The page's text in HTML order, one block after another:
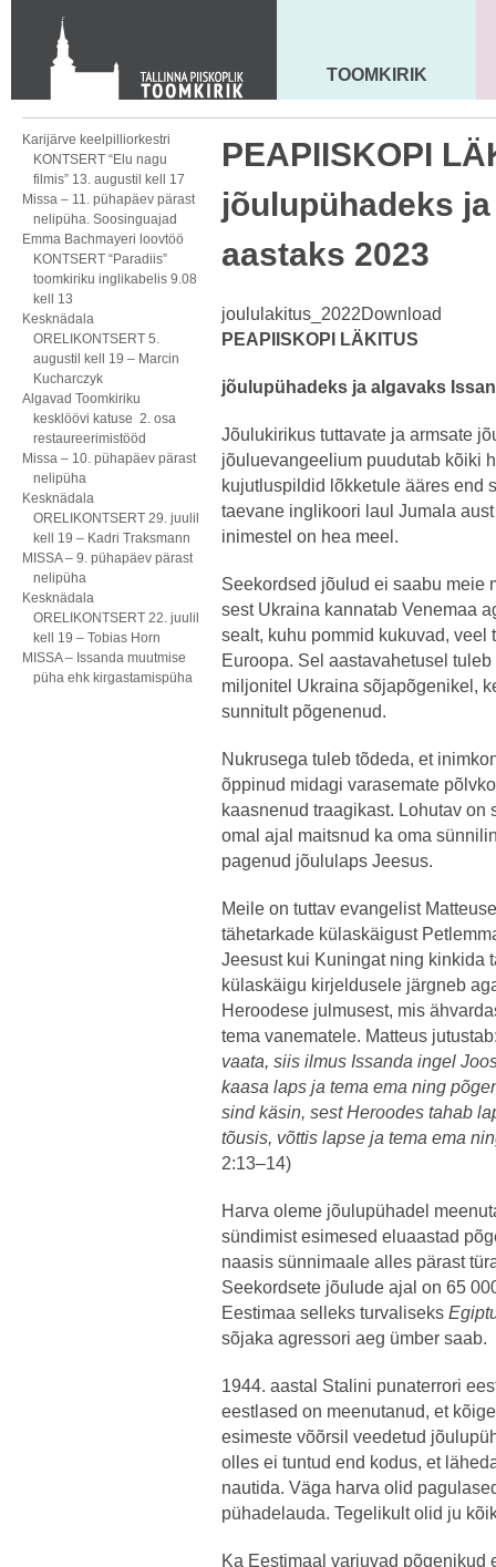
KONTAKT
Toom-Kooli 6, 10130 TALLINN
tallinna.toom@eelk.ee
MAARJA KIRIK
TOOMKIRIK
Karijärve keelpilliorkestri
KONTSERT “Elu nagu
filmis” 13. augustil kell 17
Missa – 11. pühapäev pärast
nelipüha. Soosinguajad
Emma Bachmayeri loovtöö
KONTSERT “Paradiis”
toomkiriku inglikabelis 9.08
kell 13
Kesknädala
ORELIKONTSERT 5.
augustil kell 19 – Marcin
Kucharczyk
Algavad Toomkiriku
kesklöövi katuse 2. osa
restaureerimistööd
Missa – 10. pühapäev pärast
nelipüha
Kesknädala
ORELIKONTSERT 29. juulil
kell 19 – Kadri Traksmann
MISSA – 9. pühapäev pärast
nelipüha
Kesknädala
ORELIKONTSERT 22. juulil
kell 19 – Tobias Horn
MISSA – Issanda muutmise
püha ehk kirgastamispüha
PEAPIISKOPI
jõulupühadeks
aastaks 2023
joululakitus_2022Download
PEAPIISKOPI LÄKITUS
jõulupühadeks ja algavaks
Jõulukirikus tuttavate ja armsate
jõuluevangeelium puudutab kõiki
kujutluspildid lõkketule ääres end
taevane inglikoori laul Jumala
inimestel on hea meel.
Seekordsed jõulud ei saabu meie
sest Ukraina kannatab Venemaa
sealt, kuhu pommid kukuvad,
Euroopa. Sel aastavahetusel
miljonitel Ukraina sõjapõgenikel,
sunnitult põgenenud.
Nukrusega tuleb tõdeda, et
õppinud midagi varasemate
kaasnenud traagikast. Lohutav
omal ajal maitsnud ka oma
pagenud jõululaps Jeesus.
Meile on tuttav evangelist
tähetarkade külaskäigust
Jeesust kui Kuningat ning kinkida
külaskäigu kirjeldusele järgneb
Heroodese julmusest, mis
tema vanematele. Matteus
vaata, siis ilmus Issanda ingel
kaasa laps ja tema ema ning
sind käsin, sest Heroodes tahab
tõusis, võttis lapse ja tema ema
2:13–14)
Harva oleme jõulupühadel
sündimist esimesed eluaastad
naasis sünnimaale alles pärast
Seekordsete jõulude ajal on 65
Eestimaa selleks turvaliseks
sõjaka agressori aeg ümber saab.
1944. aastal Stalini punaterrori
eestlased on meenutanud, et
esimeste võõrsil veedetud
olles ei tuntud end kodus, et
nautida. Väga harva olid
pühadelauda. Tegelikult olid ju
Ka Eestimaal varjuvad põgenikud